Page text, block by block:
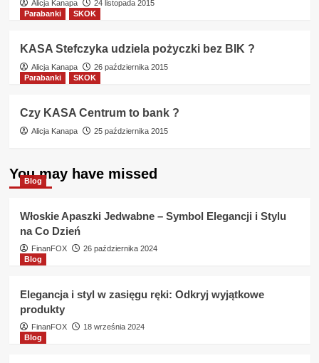
Alicja Kanapa
24 listopada 2015
Parabanki
SKOK
KASA Stefczyka udziela pożyczki bez BIK ?
Alicja Kanapa
26 października 2015
Parabanki
SKOK
Czy KASA Centrum to bank ?
Alicja Kanapa 25 października 2015
You may have missed
Blog
Włoskie Apaszki Jedwabne – Symbol Elegancji i Stylu
na Co Dzień
FinanFOX
26 października 2024
Blog
Elegancja i styl w zasięgu ręki: Odkryj wyjątkowe
produkty
FinanFOX
18 września 2024
Blog